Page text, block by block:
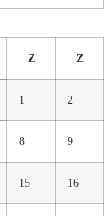
Z Z
1 2
8 9
15 16